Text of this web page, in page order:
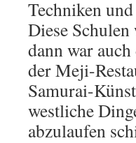
Techniken
Diese
dann war
der Meji-
Samurai-
westliche
abzulaufen